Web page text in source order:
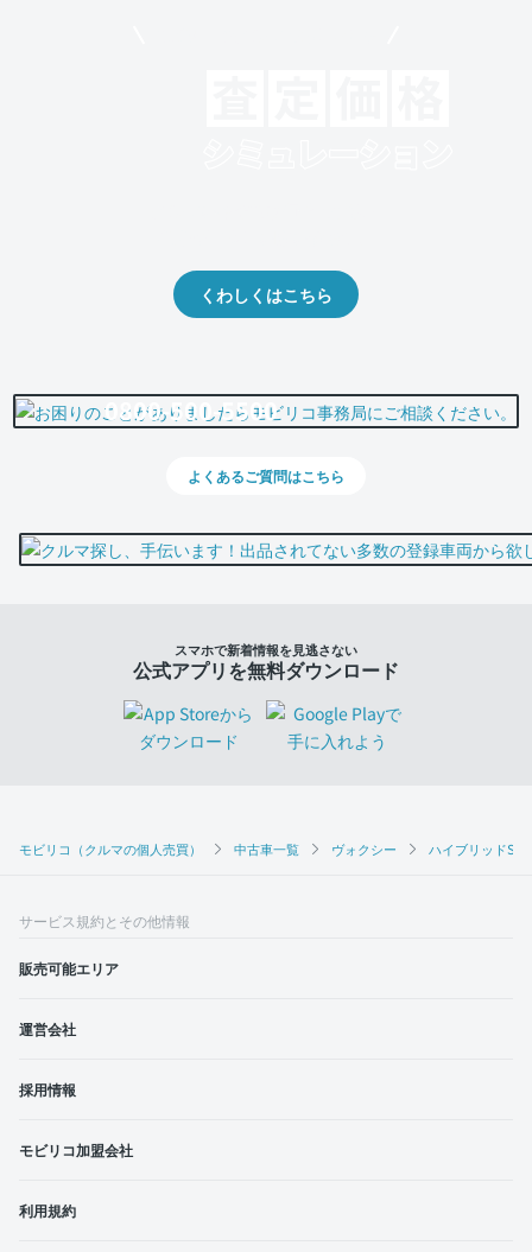
モビリコ（クルマの個人売買） 中古車一覧 ヴォクシー ハイブリッドS-G
くわしくはこちら
0800-500-5500
よくあるご質問はこちら
スマホで新着情報を見逃さない
公式アプリを無料ダウンロード
サービス規約とその他情報
販売可能エリア
運営会社
採用情報
モビリコ加盟会社
利用規約